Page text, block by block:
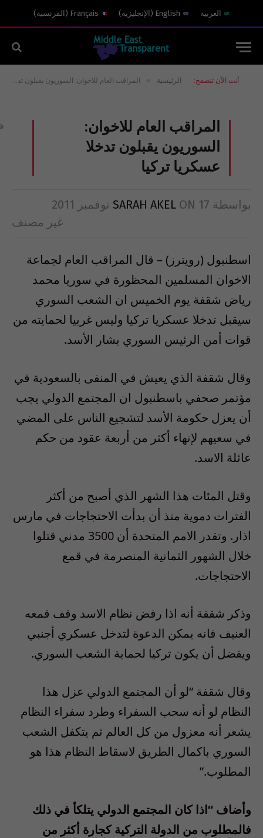
العربية English
( الإنجليزية)
Français
( الفرنسية)
أنت الآن تتصفح: الرئيسية » المراقب العام للاخوان: السوريون يقبلون تدخلا عسكريا تركيا
المراقب العام للاخوان:
السوريون يقبلون تدخلا
عسكريا تركيا
بواسطة SARAH AKEL ON 17 نوفمبر 2011
غير مصنف
اسطنبول (رويترز) – قال المراقب العام لجماعة
الاخوان المسلمين المحظورة في سوريا محمد
رياض شقفة يوم الخميس ان الشعب السوري
سيقبل تدخلا عسكريا تركيا وليس غربيا لحمايته من
قوات أمن الرئيس السوري بشار الأسد.
وقال شقفة الذي يعيش في المنفى بالسعودية في
مؤتمر صحفي باسطنبول ان المجتمع الدولي يجب
أن يعزل حكومة الأسد لتشجيع الناس على المضي
في سعيهم لإنهاء أكثر من أربعة عقود من حكم
عائلة الاسد.
وقتل المئات هذا الشهر الذي أصبح من أكثر
الفترات دموية منذ أن بدأت الاحتجاجات في مارس
اذار. وتقدر الامم المتحدة أن 3500 مدني قتلوا
خلال الشهور الثمانية المنصرمة في قمع
الاحتجاجات.
وذكر شقفة أنه اذا رفض نظام الاسد وقف قمعه
العنيف فانه يمكن الدعوة لتدخل عسكري أجنبي
ويفضل أن يكون تركيا لحماية الشعب السوري.
وقال شقفة “لو أن المجتمع الدولي عزل هذا
النظام لو أنه سحب السفراء وطرد سفراء النظام
يشعر أنه معزول من كل العالم ثم يتكفل الشعب
السوري باكمال الطريق لاسقاط النظام هذا هو
المطلوب.”
وأضاف “اذا كان المجتمع الدولي يتلكأ في ذلك
فالمطلوب من الدولة التركية كجارة أكثر من